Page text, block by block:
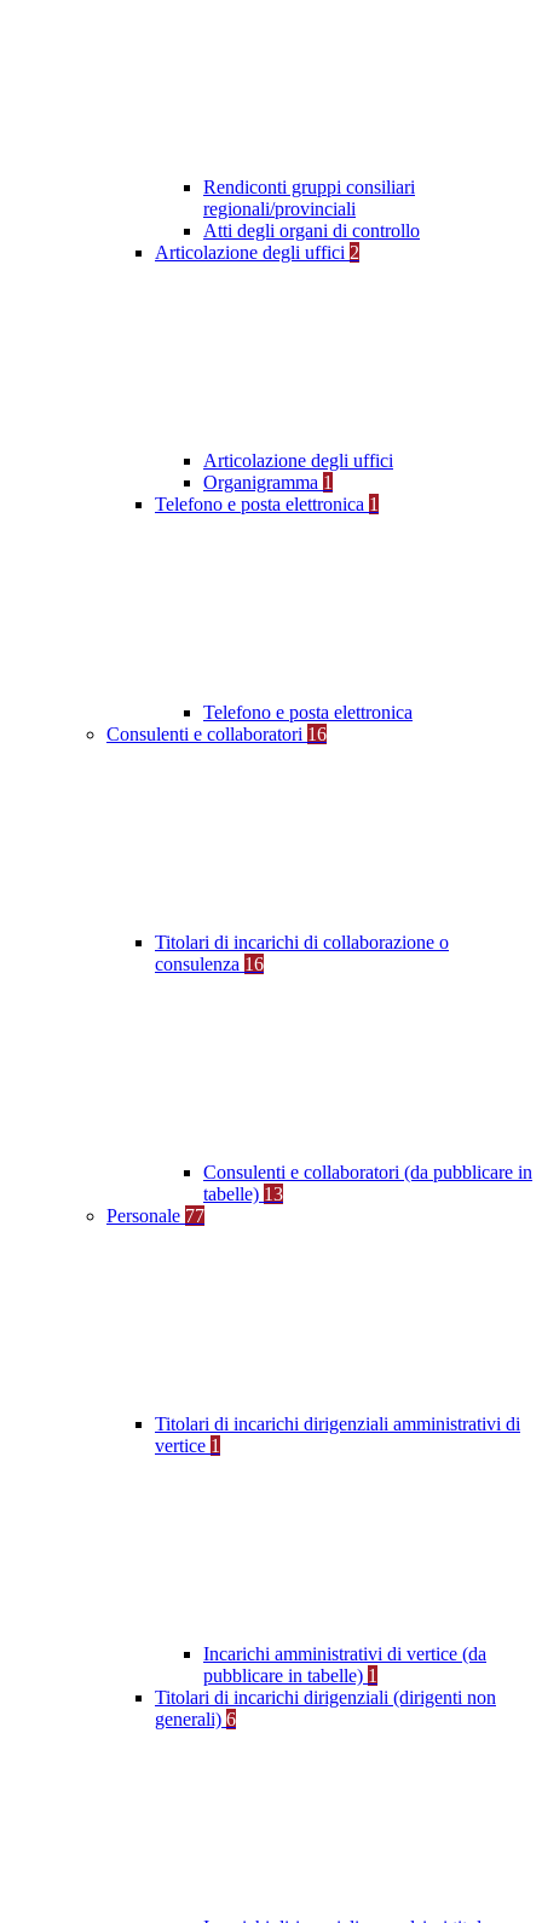
Rendiconti gruppi consiliari
regionali/provinciali
Atti degli organi di controllo
Articolazione degli uffici 2
Articolazione degli uffici
Organigramma 1
Telefono e posta elettronica 1
Telefono e posta elettronica
Consulenti e collaboratori 16
Titolari di incarichi di collaborazione o
consulenza 16
Consulenti e collaboratori (da pubblicare in
tabelle) 13
Personale 77
Titolari di incarichi dirigenziali amministrativi di
vertice 1
Incarichi amministrativi di vertice (da
pubblicare in tabelle) 1
Titolari di incarichi dirigenziali (dirigenti non
generali) 6